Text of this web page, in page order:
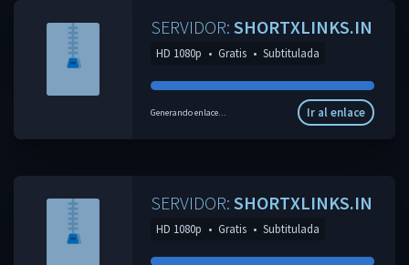
SERVIDOR: SHORTXLINKS.IN
HD 1080p • Gratis • Subtitulada
Generando enlace... Ir al enlace
SERVIDOR: SHORTXLINKS.IN
HD 1080p • Gratis • Subtitulada